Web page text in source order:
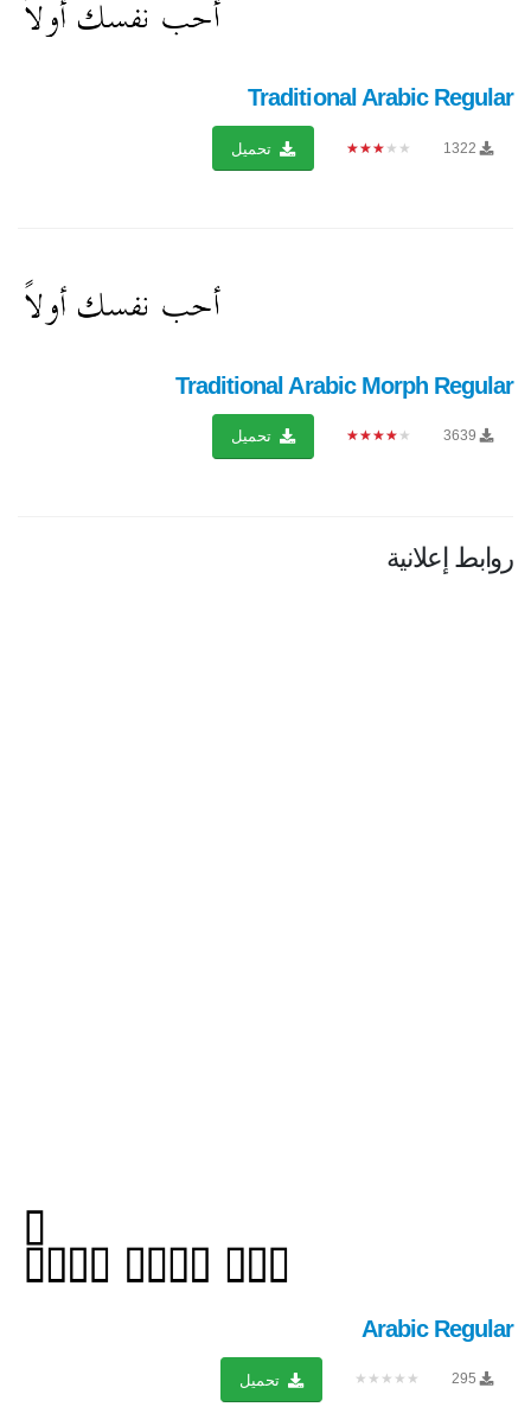
Traditional Arabic Regular
1322
★★★★★ تحميل
Traditional Arabic Morph Regular
3639
★★★★★ تحميل
روابط إعلانية
Arabic Regular
295
★★★★★ تحميل